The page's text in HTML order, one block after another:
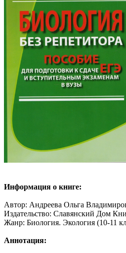
Информация о книге:
Автор: Андреева Ольга
Издательство: Славянский Дом
Жанр: Биология. Экология (10-11
Аннотация: